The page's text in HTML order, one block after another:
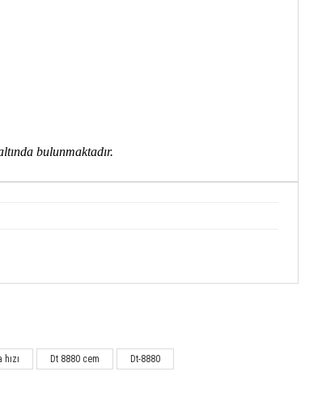
bulunmaktadır.
hızı Dt 8880 cem Dt-8880